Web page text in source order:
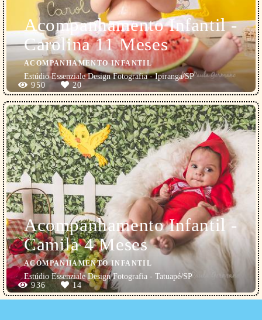
Acompanhamento Infantil -
Carolina 11 Meses
ACOMPANHAMENTO INFANTIL
Estúdio Essenziale Design Fotografia - Ipiranga/SP
950
20
Acompanhamento Infantil -
Camila 4 Meses
ACOMPANHAMENTO INFANTIL
Estúdio Essenziale Design Fotografia - Tatuapé/SP
936
14